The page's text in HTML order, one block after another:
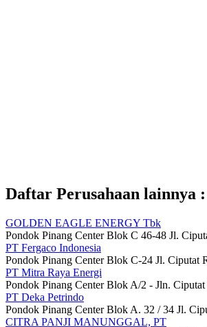
Daftar Perusahaan lainnya :
GOLDEN EAGLE ENERGY Tbk
Pondok Pinang Center Blok C 46-48 Jl.
PT Fergaco Indonesia
Pondok Pinang Center Blok C-24 Jl. Ciputat
PT Mitra Raya Energi
Pondok Pinang Center Blok A/2 - Jln.
PT Deka Petrindo
Pondok Pinang Center Blok A. 32 / 34 Jl.
CITRA PANJI MANUNGGAL, PT